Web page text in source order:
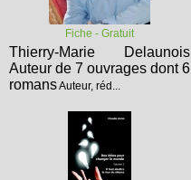
Fiche - Gratuit
Thierry-Marie Delaunois
Auteur de 7 ouvrages dont 6
romansAuteur, réd...